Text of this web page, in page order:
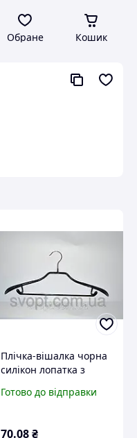
Обране Кошик
Плічка-вішалка чорна
силікон лопатка з
Готово до відправки
70.08₴